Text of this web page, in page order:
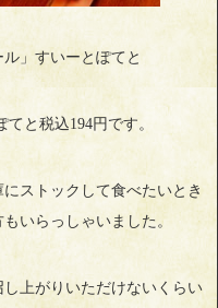
」すいーとぽてと
と税込194円です。
ストックして食べたいとき
いらっしゃいました。
上がりいただけないくらい